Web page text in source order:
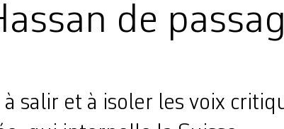
de
à salir et à isoler les voix